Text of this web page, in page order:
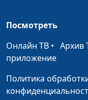
Путешествуем по
Евангелию.
мнимая
Путешествуем по
Евангелию. Как
Царстве Божьем
Посмотреть
Онлайн ТВ • Архив
приложение
Политика